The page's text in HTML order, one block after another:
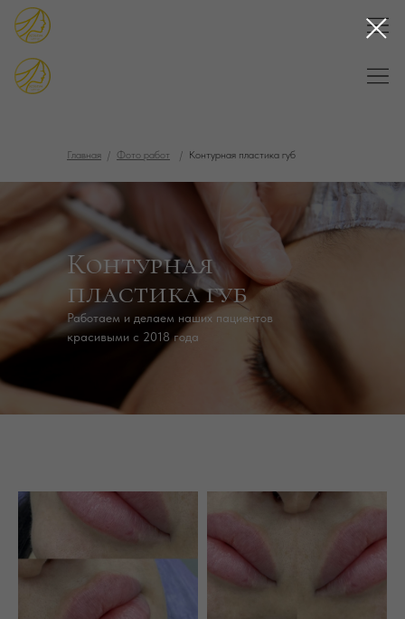
Главная / Фото работ / Контурная пластика губ
Контурная
пластика губ
Работаем и делаем наших пациентов
красивыми с 2018 года